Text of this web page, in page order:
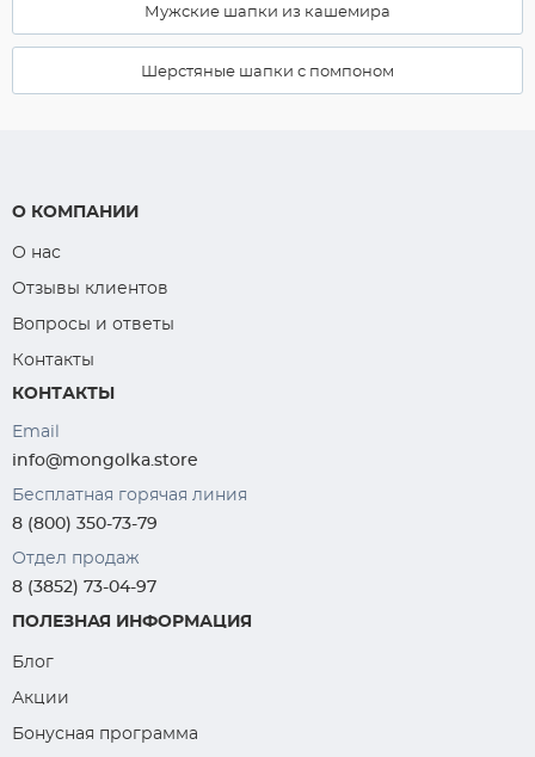
Мужские шапки из кашемира
Шерстяные шапки с помпоном
О КОМПАНИИ
О нас
Отзывы клиентов
Вопросы и ответы
Контакты
КОНТАКТЫ
Email
info@mongolka.store
Бесплатная горячая линия
8 (800) 350-73-79
Отдел продаж
8 (3852) 73-04-97
ПОЛЕЗНАЯ ИНФОРМАЦИЯ
Блог
Акции
Бонусная программа